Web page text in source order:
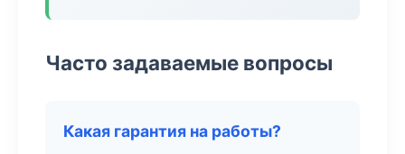
Часто задаваемые вопросы
Какая гарантия на работы?